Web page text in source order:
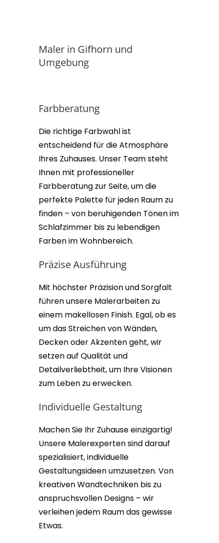
Maler in Gifhorn und
Umgebung
Farbberatung
Die richtige Farbwahl ist
entscheidend für die Atmosphäre
Ihres Zuhauses. Unser Team steht
Ihnen mit professioneller
Farbberatung zur Seite, um die
perfekte Palette für jeden Raum zu
finden – von beruhigenden Tönen im
Schlafzimmer bis zu lebendigen
Farben im Wohnbereich.
Präzise Ausführung
Mit höchster Präzision und Sorgfalt
führen unsere Malerarbeiten zu
einem makellosen Finish. Egal, ob es
um das Streichen von Wänden,
Decken oder Akzenten geht, wir
setzen auf Qualität und
Detailverliebtheit, um Ihre Visionen
zum Leben zu erwecken.
Individuelle Gestaltung
Machen Sie Ihr Zuhause einzigartig!
Unsere Malerexperten sind darauf
spezialisiert, individuelle
Gestaltungsideen umzusetzen. Von
kreativen Wandtechniken bis zu
anspruchsvollen Designs – wir
verleihen jedem Raum das gewisse
Etwas.